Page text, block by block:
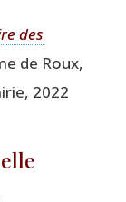
des
de Roux,
2022